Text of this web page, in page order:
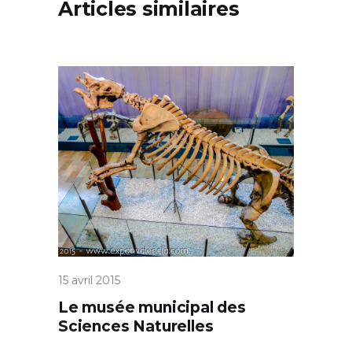
Articles similaires
15 avril 2015
Le musée municipal des
Sciences Naturelles